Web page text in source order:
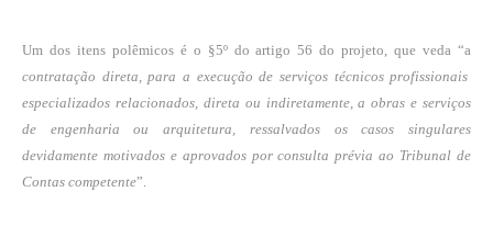
Um dos itens polêmicos é o §5º do artigo 56 do projeto, que veda “a
contratação direta, para a execução de serviços técnicos profissionais
especializados relacionados, direta ou indiretamente, a obras e serviços
de engenharia ou arquitetura, ressalvados os casos singulares
devidamente motivados e aprovados por consulta prévia ao Tribunal de
Contas competente”.